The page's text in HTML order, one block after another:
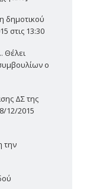
δημοτικού
στις 13:30
Θέλει
ο
ΔΣ της
12/2015
την